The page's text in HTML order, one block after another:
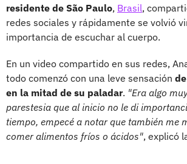
residente de São Paulo, Brasil,
redes sociales y rápidamente se volvió
importancia de escuchar al cuerpo.
En un video compartido en sus redes,
todo comenzó con una leve sensación
en la mitad de su paladar. "Era algo
parestesia que al inicio no le di
tiempo, empecé a notar que también me
comer alimentos fríos o ácidos", explicó